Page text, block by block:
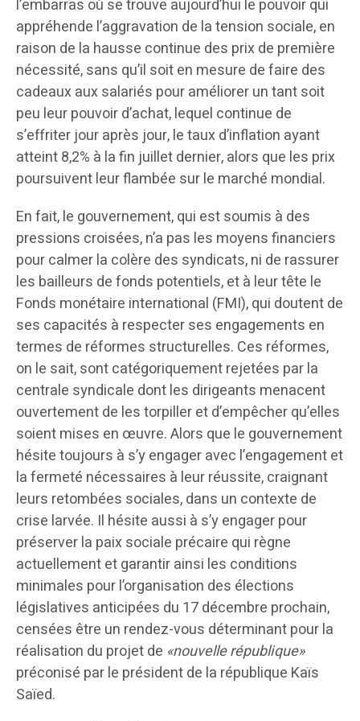
l’embarras où se trouve aujourd’hui le pouvoir qui
appréhende l’aggravation de la tension sociale, en
raison de la hausse continue des prix de première
nécessité, sans qu’il soit en mesure de faire des
cadeaux aux salariés pour améliorer un tant soit
peu leur pouvoir d’achat, lequel continue de
s’effriter jour après jour, le taux d’inflation ayant
atteint 8,2% à la fin juillet dernier, alors que les prix
poursuivent leur flambée sur le marché mondial.
En fait, le gouvernement, qui est soumis à des
pressions croisées, n’a pas les moyens financiers
pour calmer la colère des syndicats, ni de rassurer
les bailleurs de fonds potentiels, et à leur tête le
Fonds monétaire international (FMI), qui doutent de
ses capacités à respecter ses engagements en
termes de réformes structurelles. Ces réformes,
on le sait, sont catégoriquement rejetées par la
centrale syndicale dont les dirigeants menacent
ouvertement de les torpiller et d’empêcher qu’elles
soient mises en œuvre. Alors que le gouvernement
hésite toujours à s’y engager avec l’engagement et
la fermeté nécessaires à leur réussite, craignant
leurs retombées sociales, dans un contexte de
crise larvée. Il hésite aussi à s’y engager pour
préserver la paix sociale précaire qui règne
actuellement et garantir ainsi les conditions
minimales pour l’organisation des élections
législatives anticipées du 17 décembre prochain,
censées être un rendez-vous déterminant pour la
réalisation du projet de «nouvelle république»
préconisé par le président de la république Kaïs
Saïed.